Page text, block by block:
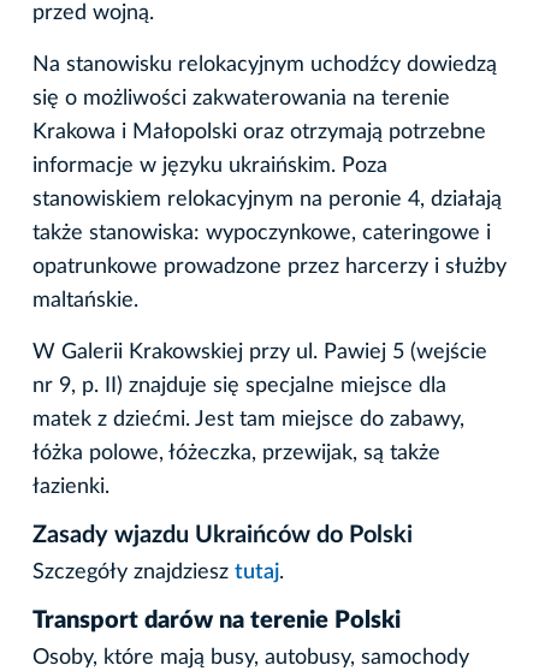
przed wojną.
Na stanowisku relokacyjnym uchodźcy dowiedzą
się o możliwości zakwaterowania na terenie
Krakowa i Małopolski oraz otrzymają potrzebne
informacje w języku ukraińskim. Poza
stanowiskiem relokacyjnym na peronie 4, działają
także stanowiska: wypoczynkowe, cateringowe i
opatrunkowe prowadzone przez harcerzy i służby
maltańskie.
W Galerii Krakowskiej przy ul. Pawiej 5 (wejście
nr 9, p. II) znajduje się specjalne miejsce dla
matek z dziećmi. Jest tam miejsce do zabawy,
łóżka polowe, łóżeczka, przewijak, są także
łazienki.
Zasady wjazdu Ukraińców do Polski
Szczegóły znajdziesz tutaj.
Transport darów na terenie Polski
Osoby, które mają busy, autobusy, samochody